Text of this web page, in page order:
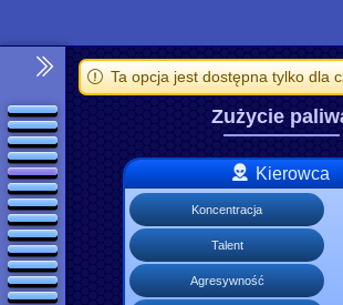
Ta opcja jest dostępna tylko dla
Zużycie
Kierowca
Koncentracja
Talent
Agresywność